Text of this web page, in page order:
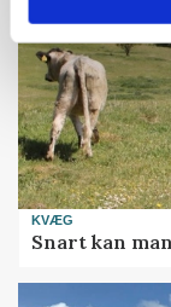
KVÆG
Snart kan